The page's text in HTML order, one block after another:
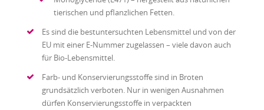
tierischen und pflanzlichen Fetten.
Es sind die bestuntersuchten Lebensmittel und von der
EU mit einer E-Nummer zugelassen – viele davon auch
für Bio-Lebensmittel.
Farb- und Konservierungsstoffe sind in Broten
grundsätzlich verboten. Nur in wenigen Ausnahmen
dürfen Konservierungsstoffe in verpackten